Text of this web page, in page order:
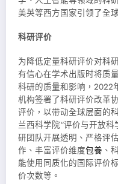
美英等西方国家引领了全
科研评价
为降低定量科研评价对科
有信心在学术出版时将质
科研的质量和影响，2022
机构签署了科研评价改革
评价，以带动全球层面的
兰西科学院“评价与开放
研团队开展透明、严格评
作、丰富评价维度包養 、
能使用同质化的国际评价
价次数等。